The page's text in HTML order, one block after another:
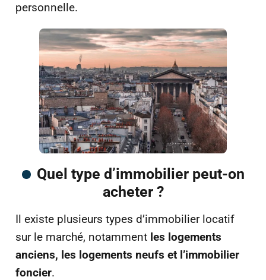
personnelle.
Quel type d’immobilier peut-on
acheter ?
Il existe plusieurs types d’immobilier locatif
sur le marché, notamment les logements
anciens, les logements neufs et l’immobilier
foncier.